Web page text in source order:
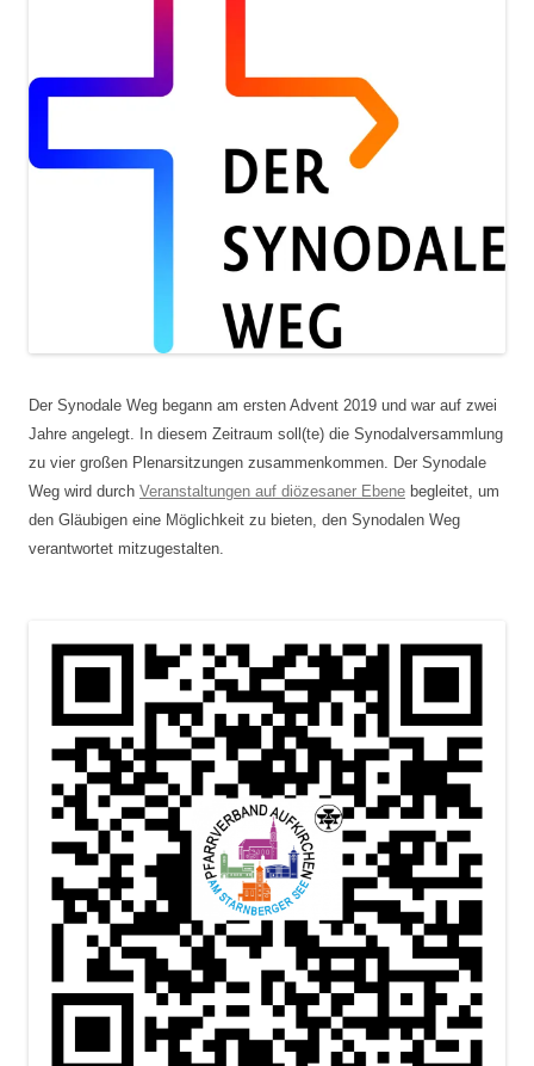
Der Synodale Weg begann am ersten Advent 2019 und war auf zwei
Jahre angelegt. In diesem Zeitraum soll(te) die Synodalversammlung
zu vier großen Plenarsitzungen zusammenkommen. Der Synodale
Weg wird durch Veranstaltungen auf diözesaner Ebene begleitet, um
den Gläubigen eine Möglichkeit zu bieten, den Synodalen Weg
verantwortet mitzugestalten.